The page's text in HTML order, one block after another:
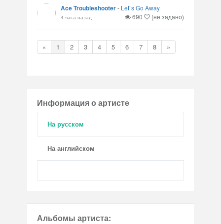
Ace Troubleshooter- Let`s Go Away
4 часа назад 690 (не задано)
« 1 2 3 4 5 6 7 8 »
Информация о артисте
На русском
На английском
Альбомы артиста: